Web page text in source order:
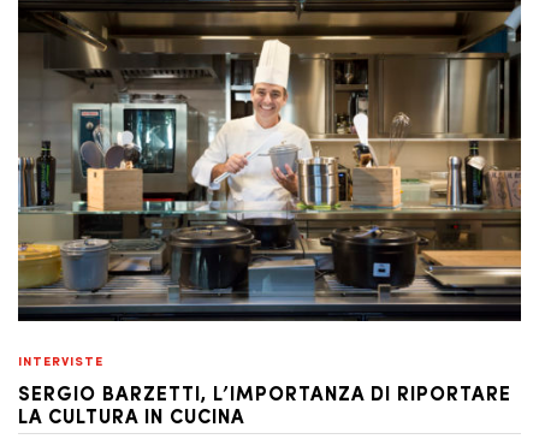
INTERVISTE
SERGIO BARZETTI, L’IMPORTANZA DI RIPORTARE
LA CULTURA IN CUCINA